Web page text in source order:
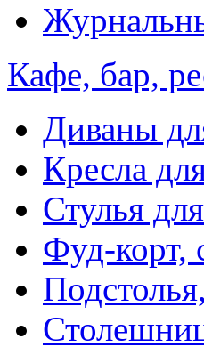
Кафе, бар,
Диваны
Кресла
Стулья
Фуд-корт,